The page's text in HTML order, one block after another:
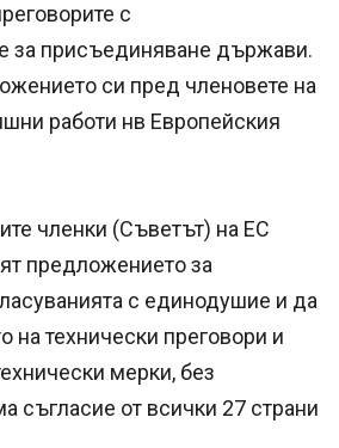
с
за присъединяване държави.
си пред членовете на
работи нв Европейския
членки (Съветът) на ЕС
предложението за
с единодушие и да
на технически преговори и
мерки, без
съгласие от всички 27 страни